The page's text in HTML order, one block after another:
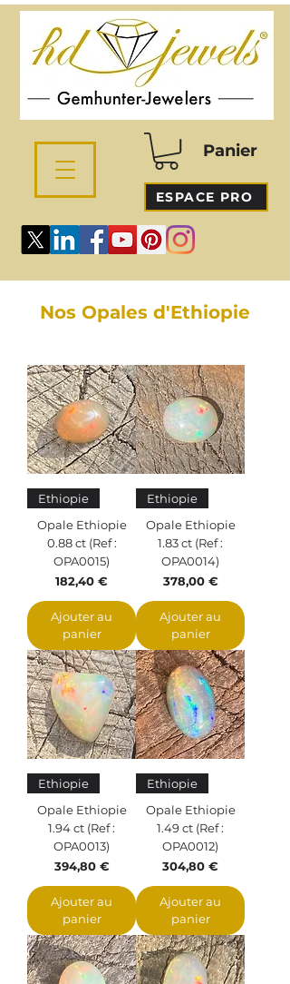
Panier
ESPACE PRO
Nos Opales d'Ethiopie
Ethiopie
Opale Ethiopie
0.88 ct (Ref :
OPA0015)
Prix
182,40 €
Ajouter au
panier
Ethiopie
Opale Ethiopie
1.83 ct (Ref :
OPA0014)
Prix
378,00 €
Ajouter au
panier
Ethiopie
Opale Ethiopie
1.94 ct (Ref :
OPA0013)
Prix
394,80 €
Ajouter au
panier
Ethiopie
Opale Ethiopie
1.49 ct (Ref :
OPA0012)
Prix
304,80 €
Ajouter au
panier